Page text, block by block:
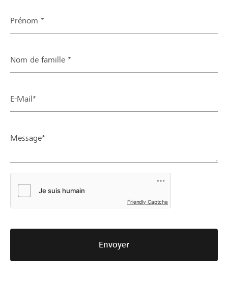
Prénom *
Nom de famille *
E-Mail*
Message*
Friendly Captcha
Envoyer